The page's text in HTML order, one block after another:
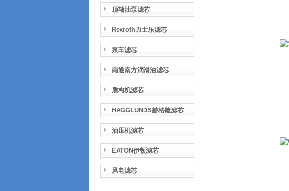
顶轴油泵滤芯
Rexroth力士乐滤芯
泵车滤芯
南通南方润滑油滤芯
盾构机滤芯
HAGGLUNDS赫格隆滤芯
油压机滤芯
EATON伊顿滤芯
风电滤芯